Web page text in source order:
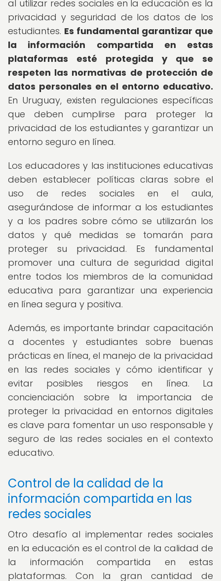
al utilizar redes sociales en la educación es la
privacidad y seguridad de los datos de los
estudiantes. Es fundamental garantizar que
la información compartida en estas
plataformas esté protegida y que se
respeten las normativas de protección de
datos personales en el entorno educativo.
En Uruguay, existen regulaciones específicas
que deben cumplirse para proteger la
privacidad de los estudiantes y garantizar un
entorno seguro en línea.
Los educadores y las instituciones educativas
deben establecer políticas claras sobre el
uso de redes sociales en el aula,
asegurándose de informar a los estudiantes
y a los padres sobre cómo se utilizarán los
datos y qué medidas se tomarán para
proteger su privacidad. Es fundamental
promover una cultura de seguridad digital
entre todos los miembros de la comunidad
educativa para garantizar una experiencia
en línea segura y positiva.
Además, es importante brindar capacitación
a docentes y estudiantes sobre buenas
prácticas en línea, el manejo de la privacidad
en las redes sociales y cómo identificar y
evitar posibles riesgos en línea. La
concienciación sobre la importancia de
proteger la privacidad en entornos digitales
es clave para fomentar un uso responsable y
seguro de las redes sociales en el contexto
educativo.
Control de la calidad de la
información compartida en las
redes sociales
Otro desafío al implementar redes sociales
en la educación es el control de la calidad de
la información compartida en estas
plataformas. Con la gran cantidad de